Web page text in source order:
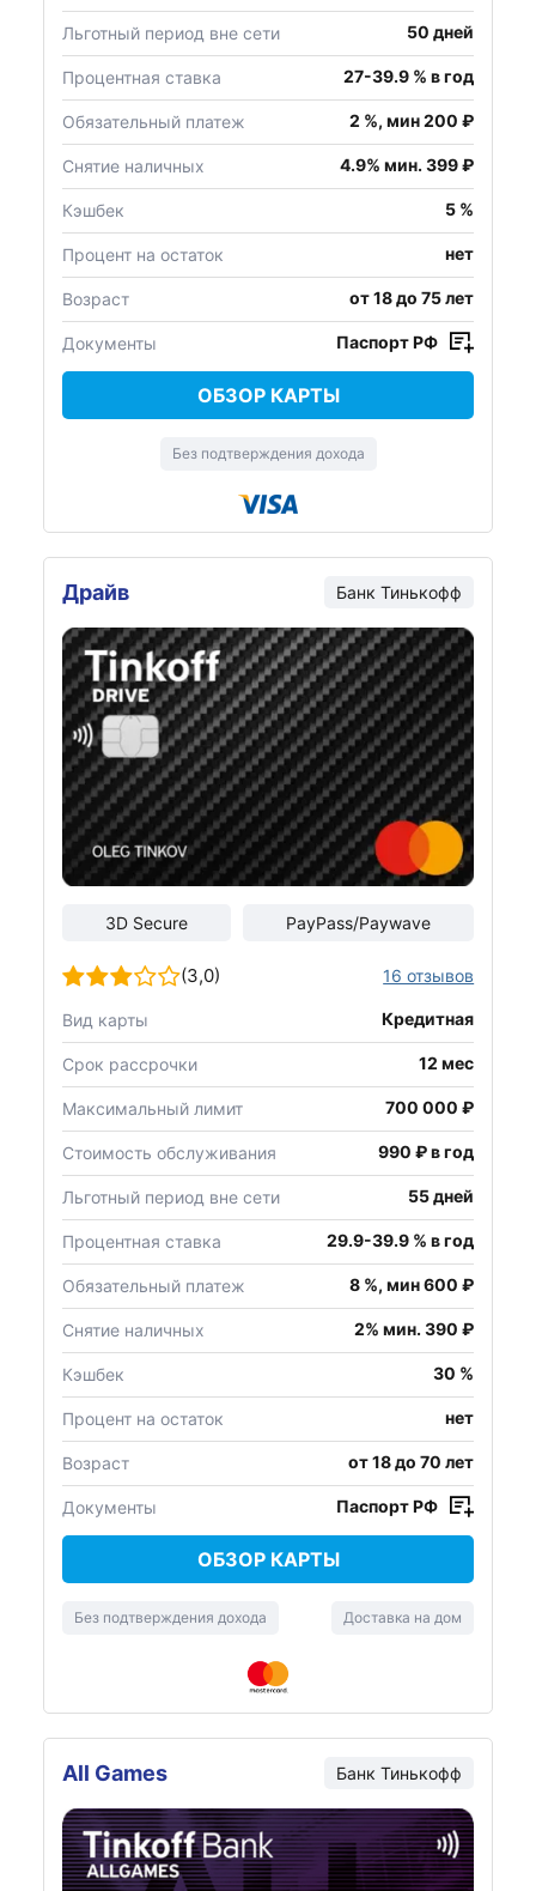
Льготный период вне сети 50 дней
Процентная ставка 27-39.9 % в год
Обязательный платеж 2 %, мин 200 ₽
Снятие наличных 4.9% мин. 399 ₽
Кэшбек 5 %
Процент на остаток нет
Возраст от 18 до 75 лет
Документы Паспорт РФ
ОБЗОР КАРТЫ
Без подтверждения дохода
Драйв Банк Тинькофф
3D Secure PayPass/Paywave
(3,0) 16 отзывов
Вид карты Кредитная
Срок рассрочки 12 мес
Максимальный лимит 700 000 ₽
Стоимость обслуживания 990 ₽ в год
Льготный период вне сети 55 дней
Процентная ставка 29.9-39.9 % в год
Обязательный платеж 8 %, мин 600 ₽
Снятие наличных 2% мин. 390 ₽
Кэшбек 30 %
Процент на остаток нет
Возраст от 18 до 70 лет
Документы Паспорт РФ
ОБЗОР КАРТЫ
Без подтверждения дохода Доставка на дом
All Games Банк Тинькофф